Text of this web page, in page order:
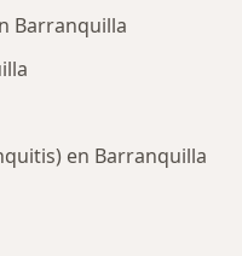
Barranquilla
en Barranquilla